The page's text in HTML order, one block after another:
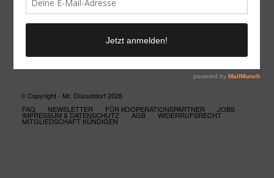
© Copyright - Mr. Düsseldorf 2026
FAQ
NEWSLETTER FÜR KOOPERATIONSPARTNER JOBS
IMPRESSUM & DATENSCHUTZ AGB WIDERRUFSRECHT
MITGLIEDSCHAFT KÜNDIGEN